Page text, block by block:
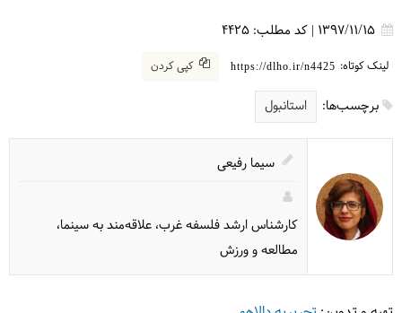
1397/11/15
| کد مطلب: 4425
لینک کوتاه: https://dlho.ir/n4425 کپی کردن
برچسب‌ها: استانبول
سیما رفیعی
کارشناس ارشد فلسفه غرب، علاقه‌مند به سینما،
مطالعه و ورزش